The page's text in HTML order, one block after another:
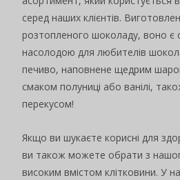
серед наших клієнтів.
розтопленого шоколаду, воно є
насолодою для любителів
печиво, наповнене щедрим
смаком полуниці або ванілі,
перекусом!
Якщо ви шукаєте корисні для
ви також можете обрати з
високим вмістом клітковини. У